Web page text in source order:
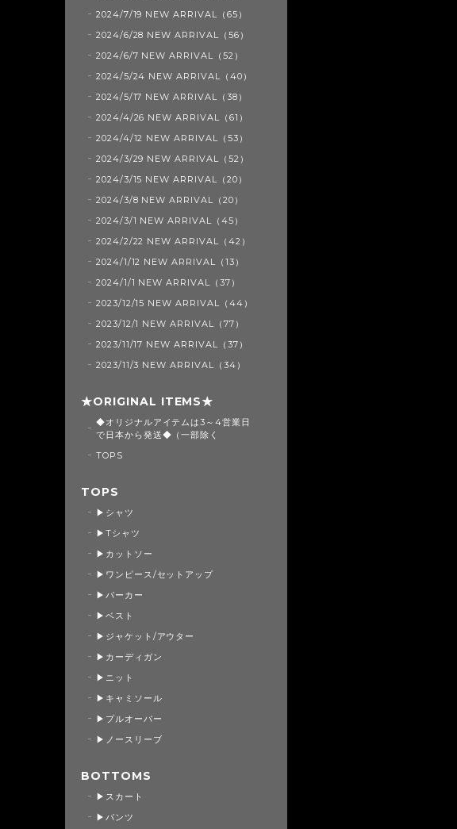
2024/7/19 NEW ARRIVAL（65）
2024/6/28 NEW ARRIVAL（56）
2024/6/7 NEW ARRIVAL（52）
2024/5/24 NEW ARRIVAL（40）
2024/5/17 NEW ARRIVAL（38）
2024/4/26 NEW ARRIVAL（61）
2024/4/12 NEW ARRIVAL（53）
2024/3/29 NEW ARRIVAL（52）
2024/3/15 NEW ARRIVAL（20）
2024/3/8 NEW ARRIVAL（20）
2024/3/1 NEW ARRIVAL（45）
2024/2/22 NEW ARRIVAL（42）
2024/1/12 NEW ARRIVAL（13）
2024/1/1 NEW ARRIVAL（37）
2023/12/15 NEW ARRIVAL（44）
2023/12/1 NEW ARRIVAL（77）
2023/11/17 NEW ARRIVAL（37）
2023/11/3 NEW ARRIVAL（34）
★ORIGINAL ITEMS★
◆オリジナルアイテムは3～4営業日
で日本から発送◆（一部除く
TOPS
TOPS
▶シャツ
▶Tシャツ
▶カットソー
▶ワンピース/セットアップ
▶パーカー
▶ベスト
▶ジャケット/アウター
▶カーディガン
▶ニット
▶キャミソール
▶プルオーバー
▶ノースリーブ
BOTTOMS
▶スカート
▶パンツ